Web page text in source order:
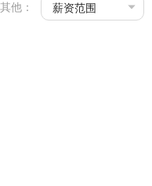
其他： 薪资范围